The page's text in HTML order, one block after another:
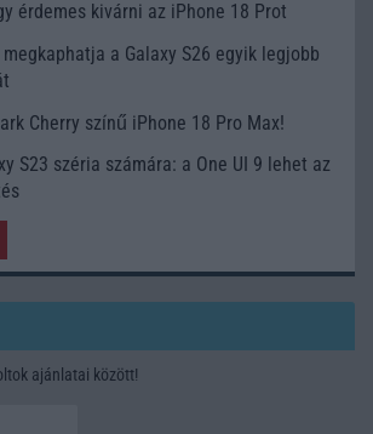
érdemes kivárni az iPhone 18 Prot
megkaphatja a Galaxy S26 egyik legjobb
Cherry színű iPhone 18 Pro Max!
S23 széria számára: a One UI 9 lehet az
ajánlatai között!